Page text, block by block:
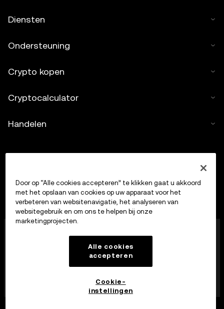
Diensten
Ondersteuning
Crypto kopen
Cryptocalculator
Handelen
opereert, is nu een handelsplatform voor crypto-
bezittingen dat door de MFSA is geautoriseerd als
aanbieder van diensten op het gebied van crypto-
bezittingen op grond van artikel 28 van de Markets in
Crypto-Assets Act (hoofdstuk 647 van de Maltese
Door op “Alle cookies accepteren” te klikken gaat u akkoord
met het opslaan van cookies op uw apparaat voor het
verbeteren van websitenavigatie, het analyseren van
websitegebruik en om ons te helpen bij onze
marketingprojecten.
Alle cookies
accepteren
Cookie-
instellingen